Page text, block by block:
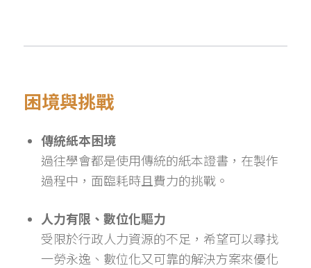
困境與挑戰
傳統紙本困境
過往學會都是使用傳統的紙本證書，在製作
過程中，面臨耗時且費力的挑戰。
人力有限、數位化驅力
受限於行政人力資源的不足，希望可以尋找
一勞永逸、數位化又可靠的解決方案來優化